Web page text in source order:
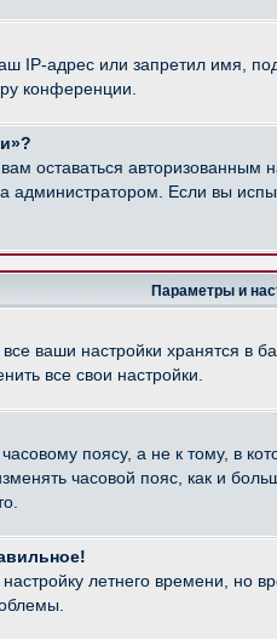
IP-адрес или запретил имя,
конференции.
оставаться
администратором. Если вы
Параметры и
ваши настройки хранятся в
все свои настройки.
поясу, а не к тому, в
часовой пояс, как и
летнего времени,